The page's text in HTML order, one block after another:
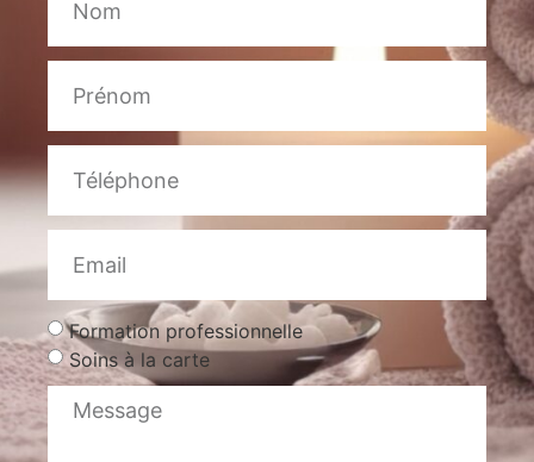
Formation professionnelle
Soins à la carte